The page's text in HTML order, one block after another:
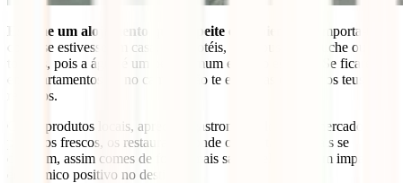
Escolhe um alojamento que respeite o ambiente
e comporta-te
como se estivesse em casa. Nos hotéis, não abuses do duche ou das
toalhas, pois a água é um bem comum e muito escasso. Se ficares
em apartamentos ou no campo, não te esqueças de gerir os teus
resíduos.
Come produtos locais, aprecia a gastronomia local, os mercados de
produtos frescos, os restaurantes onde os habitantes locais se
divertem, assim comes de forma mais saudável e terás um impacto
económico positivo no destino.